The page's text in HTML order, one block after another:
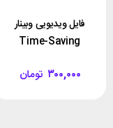
فایل ویدیویی وبینار
Time-Saving
IELTS Academic
تومان ۳۰۰,۰۰۰